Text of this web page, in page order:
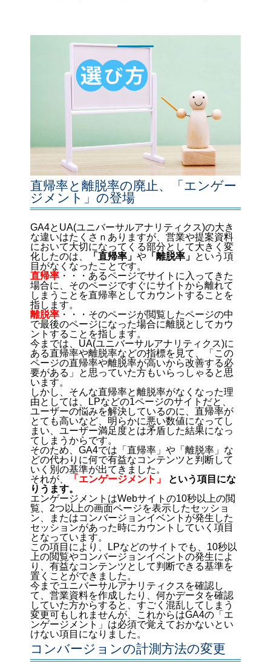
直帰率と離脱率の廃止、「エンゲー
ジメント」の登場
GA4とUA(ユニバーサルアナリティクス)の大き
な違いはたくさｎありますが、営業や提案資料
において大切になってくる部分として大きく変
化したのは、
「直帰率」 や 「離脱率」 という項
目がなくなったことです。
直帰率 ・・・あるページでサイトに入ってきた
場合に、そのページですぐにサイトから離れて
しまうことを直帰率としてカウントすることを
指します。
離脱率 ・・・そのページが閲覧したページの中
で最後のページになった場合に離脱としてカウ
ントすることを指します。
今までは、UA(ユニバーサルアナリティクス)に
ある直帰率や離脱率などの指標を見て、「この
ページの直帰率や離脱率が高いから改善する必
要がある」と思っていた方もいらっしゃると思
います。
しかし、そんな直帰率と離脱率がなくなった理
由としては、LPなどの1ページのサイトだと、
ユーザーの悩みを解決しているのに、直帰率が
とても高いなど、明らかに悪い数値になってし
まい、ユーザー満足度とは矛盾した結果になっ
てしまうからです。
そのため、GA4では「直帰率」や「離脱率」な
どの代わりに何で有益なコンテンツと判断して
いく別の基準が出てきました。
それが、
「エンゲージメント」
という項目にな
りうます。
エンゲージメントはWebサイトの10秒以上の閲
覧、2つ以上の画面ページを表示したセッショ
ン、またはコンバージョンイベントが発生した
セッションがあった時にカウントしていく項目
となっています。
この項目により、LPなどのサイトでも、10秒以
上の閲覧やコンバージョンイベントの発生によ
り、有益なコンテンツとして判断できる基準を
置くことができました。
今までユニバーサルアナリティクスを確認し
て、営業資料を作成したり、何かデータを確認
していた方からすると、すごく混乱してしまう
変更可もしれませんが、これからはGA4の「エ
ンゲージメント」は必須で覚えておかないとい
けない項目になりました。
コンバージョンの計測方法の変更